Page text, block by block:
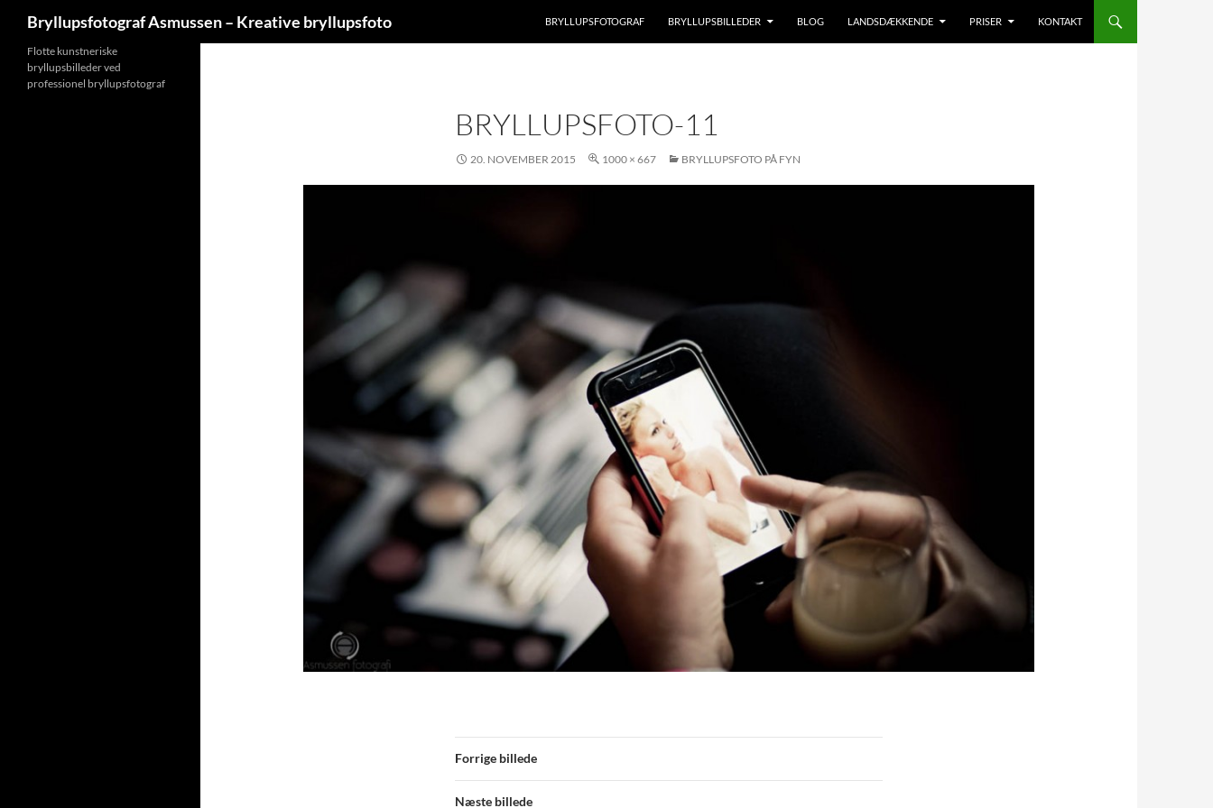
Bryllupsfotograf Asmussen – Kreative bryllupsfoto BRYLLUPSFOTOGRAF BRYLLUPSBILLEDER BLOG LANDSDÆKKENDE PRISER KONTAKT
BRYLLUPSFOTO-11
20. NOVEMBER 2015 1000 × 667 BRYLLUPSFOTO PÅ FYN
Forrige billede
Næste billede
Flotte kunstneriske
bryllupsbilleder ved
professionel bryllupsfotograf